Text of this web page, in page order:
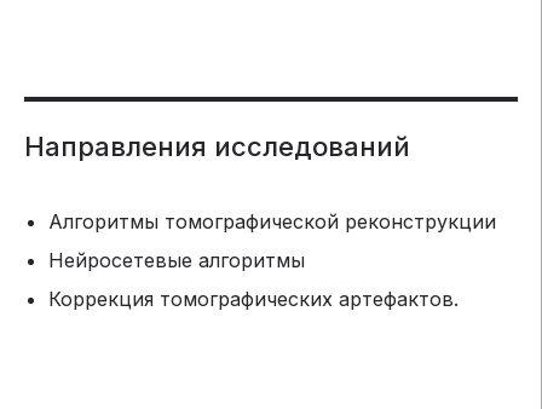
Направления исследований
Алгоритмы томографической реконструкции
Нейросетевые алгоритмы
Коррекция томографических артефактов.